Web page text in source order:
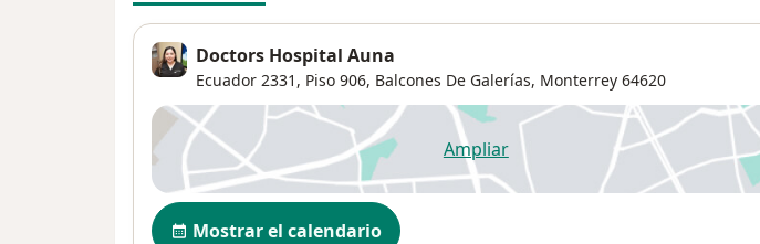
Doctors Hospital Auna
Ecuador 2331, Piso 906, Balcones De Galerías, Monterrey 64620
Ampliarse abre en una nueva pestaña
Disponibilidad
Mostrar el calendario